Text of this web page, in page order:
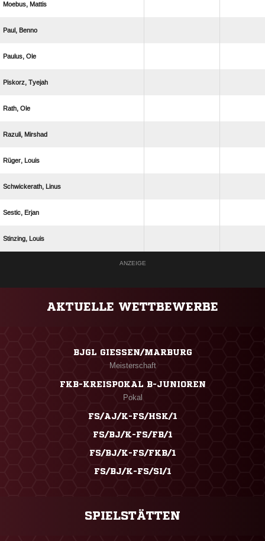
 
 
 
 
 
 
 
 
 
 
ANZEIGE
AKTUELLE WETTBEWERBE
BJGL GIESSEN/MARBURG
Meisterschaft
FKB-KREISPOKAL B-JUNIOREN
Pokal
FS/AJ/K-FS/HSK/1
FS/BJ/K-FS/FB/1
FS/BJ/K-FS/FKB/1
FS/BJ/K-FS/SI/1
SPIELSTÄTTEN